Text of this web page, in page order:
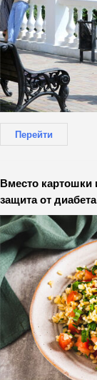
Перейти
Вместо картошки
защита от